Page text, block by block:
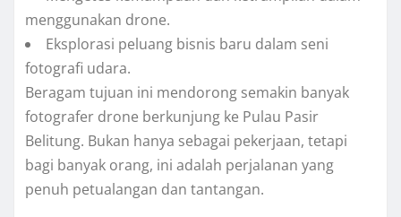
menggunakan drone.
Eksplorasi peluang bisnis baru dalam seni
fotografi udara.
Beragam tujuan ini mendorong semakin banyak
fotografer drone berkunjung ke Pulau Pasir
Belitung. Bukan hanya sebagai pekerjaan, tetapi
bagi banyak orang, ini adalah perjalanan yang
penuh petualangan dan tantangan.